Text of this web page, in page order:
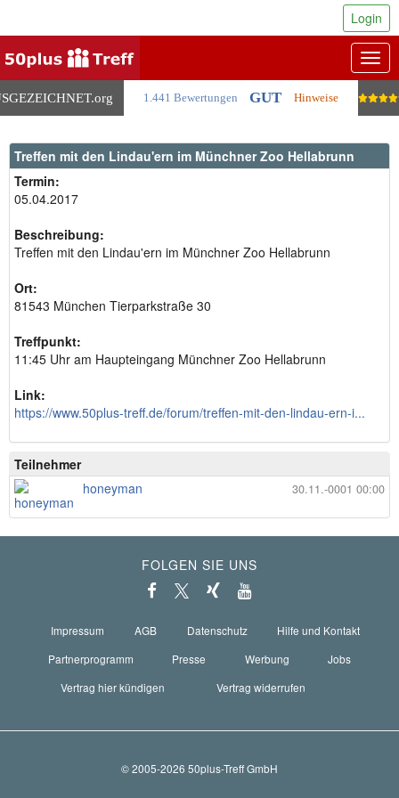
.org 1.441 Bewertungen GUT Hinweise
Login
Treffen mit den Lindau'ern im Münchner Zoo Hellabrunn
Termin:
05.04.2017
Beschreibung:
Treffen mit den Lindau'ern im Münchner Zoo Hellabrunn
Ort:
81543 München Tierparkstraße 30
Treffpunkt:
11:45 Uhr am Haupteingang Münchner Zoo Hellabrunn
Link:
https://www.50plus-treff.de/forum/treffen-mit-den-lindau-ern-i...
Teilnehmer
30.11.-0001 00:00
honeyman
FOLGEN SIE UNS
Impressum AGB Datenschutz
Hilfe und Kontakt
Partnerprogramm
Presse Werbung
Jobs
Vertrag hier kündigen
Vertrag widerrufen
© 2005-2026 50plus-Treff GmbH